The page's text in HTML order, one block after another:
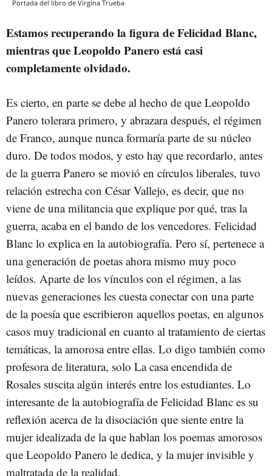
Portada del libro de Virgina Trueba
Estamos recuperando la figura de Felicidad Blanc,
mientras que Leopoldo Panero está casi
completamente olvidado.
Es cierto, en parte se debe al hecho de que Leopoldo
Panero tolerara primero, y abrazara después, el régimen
de Franco, aunque nunca formaría parte de su núcleo
duro. De todos modos, y esto hay que recordarlo, antes
de la guerra Panero se movió en círculos liberales, tuvo
relación estrecha con César Vallejo, es decir, que no
viene de una militancia que explique por qué, tras la
guerra, acaba en el bando de los vencedores. Felicidad
Blanc lo explica en la autobiografía. Pero sí, pertenece a
una generación de poetas ahora mismo muy poco
leídos. Aparte de los vínculos con el régimen, a las
nuevas generaciones les cuesta conectar con una parte
de la poesía que escribieron aquellos poetas, en algunos
casos muy tradicional en cuanto al tratamiento de ciertas
temáticas, la amorosa entre ellas. Lo digo también como
profesora de literatura, solo La casa encendida de
Rosales suscita algún interés entre los estudiantes. Lo
interesante de la autobiografía de Felicidad Blanc es su
reflexión acerca de la disociación que siente entre la
mujer idealizada de la que hablan los poemas amorosos
que Leopoldo Panero le dedica, y la mujer invisible y
maltratada de la realidad.